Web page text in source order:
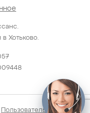
Хотьково.
Пользовательское